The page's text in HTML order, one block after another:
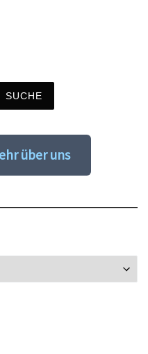
SUCHE
über uns